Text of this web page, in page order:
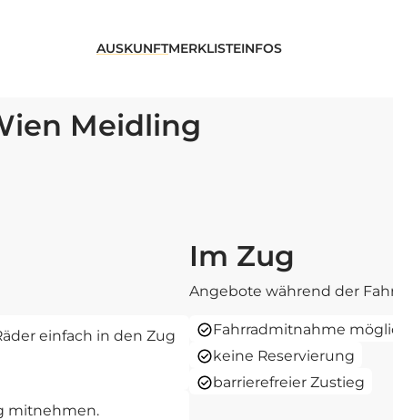
AUSKUNFTMERKLISTEINFOS
Meidling
einfach in den Zug
mitnehmen.
Im Zug
Angebote während der
Fahrradmitnahme
keine Reservierung
barrierefreier Zustieg